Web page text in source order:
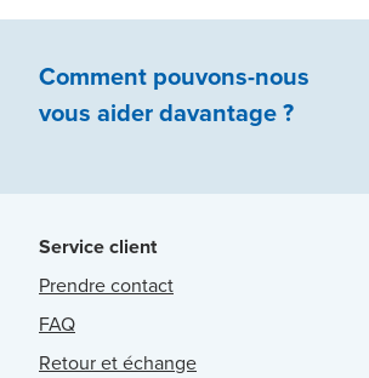
Comment pouvons-nous
vous aiderdavantage ?
Service client
Prendre contact
FAQ
Retour et échange